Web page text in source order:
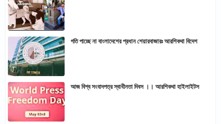
গতি পাচ্ছে না বাংলাদেশের প্রধান শেয়ারবাজারঃ আরশিকথা বিদেশ
আজ বিশ্ব সংবাদপত্র স্বাধীনতা দিবস ।। আরশিকথা হাইলাইটস